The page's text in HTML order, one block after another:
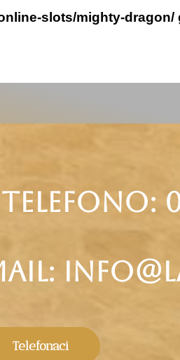
slots/mighty-dragon/
telefono:
Telefonaci